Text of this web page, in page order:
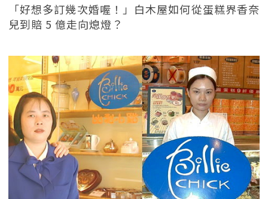
「好想多訂幾次婚喔！」白木屋如何從蛋糕界香奈
兒到賠 5 億走向熄燈？